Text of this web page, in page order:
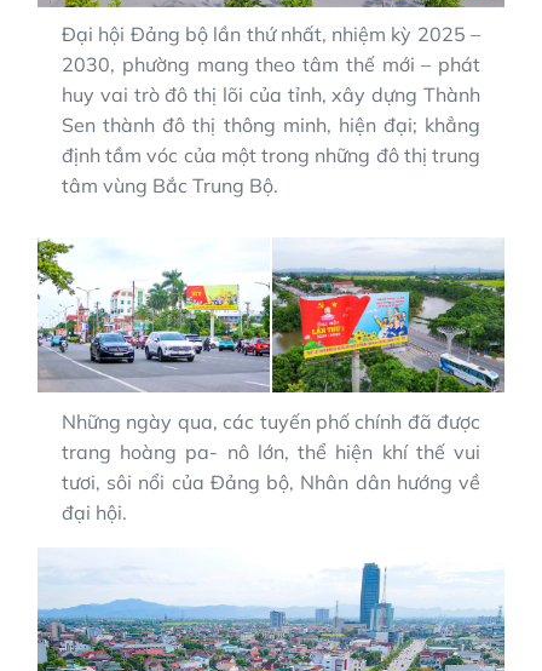
Đại hội Đảng bộ lần thứ nhất, nhiệm kỳ 2025 –
2030, phường mang theo tâm thế mới – phát
huy vai trò đô thị lõi của tỉnh, xây dựng Thành
Sen thành đô thị thông minh, hiện đại; khẳng
định tầm vóc của một trong những đô thị trung
tâm vùng Bắc Trung Bộ.
Những ngày qua, các tuyến phố chính đã được
trang hoàng pa- nô lớn, thể hiện khí thế vui
tươi, sôi nổi của Đảng bộ, Nhân dân hướng về
đại hội.